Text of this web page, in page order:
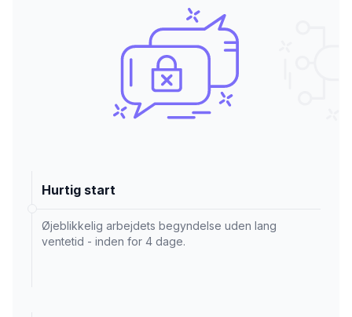
Hurtig start
Øjeblikkelig arbejdets begyndelse uden lang
ventetid - inden for 4 dage.